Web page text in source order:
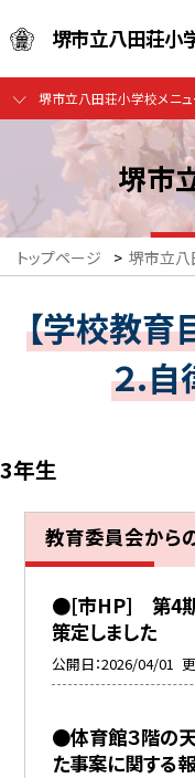
堺市立八田荘小
堺市立八田荘小学校メニ
堺市
トップページ > 堺市立
【学校教
２.
3年生
教育委員会から
●[市HP] 第4期
策定しました
公開日 2026/04/01
●体育館３階の
た事案に関する